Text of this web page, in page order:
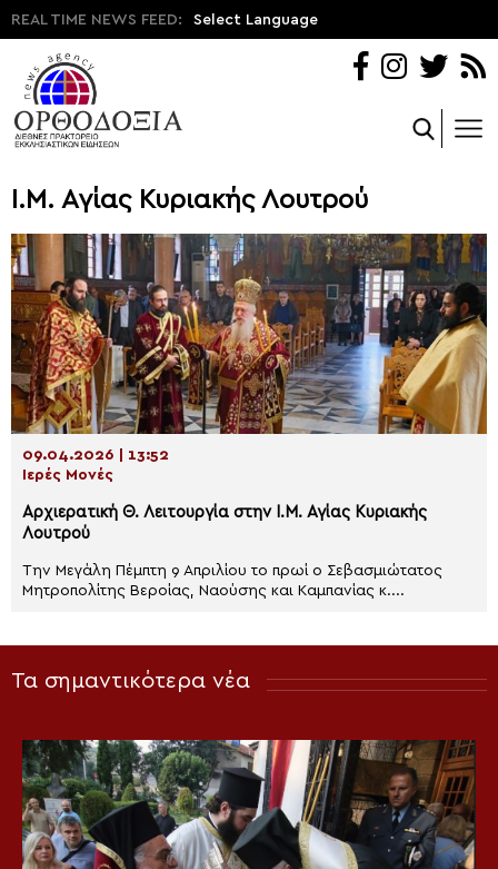
REAL TIME NEWS FEED: Select Language
Ι.Μ. Αγίας Κυριακής Λουτρού
09.04.2026 | 13:52
Ιερές Μονές
Αρχιερατική Θ. Λειτουργία στην Ι.Μ. Αγίας Κυριακής
Λουτρού
Την Μεγάλη Πέμπτη 9 Απριλίου το πρωί ο Σεβασμιώτατος
Μητροπολίτης Βεροίας, Ναούσης και Καμπανίας κ....
Τα σημαντικότερα νέα